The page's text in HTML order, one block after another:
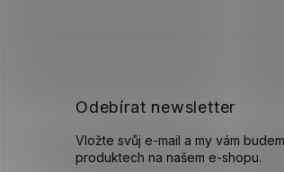
Odebírat newsletter
Vložte svůj e-mail a my vám
produktech na našem e-shopu.